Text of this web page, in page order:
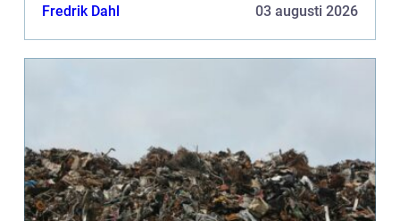
Fredrik Dahl 03 augusti 2026